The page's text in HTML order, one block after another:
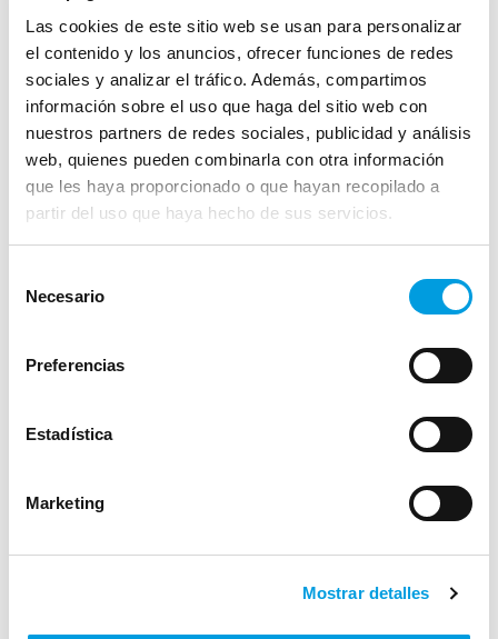
Las cookies de este sitio web se usan para personalizar
el contenido y los anuncios, ofrecer funciones de redes
sociales y analizar el tráfico. Además, compartimos
información sobre el uso que haga del sitio web con
nuestros partners de redes sociales, publicidad y análisis
web, quienes pueden combinarla con otra información
que les haya proporcionado o que hayan recopilado a
partir del uso que haya hecho de sus servicios.
Necesario
Preferencias
Estadística
Marketing
Mostrar detalles
Beste aseguru batzuk
Aurrezkia
Ikasketak babesteko plana
Baja Plus